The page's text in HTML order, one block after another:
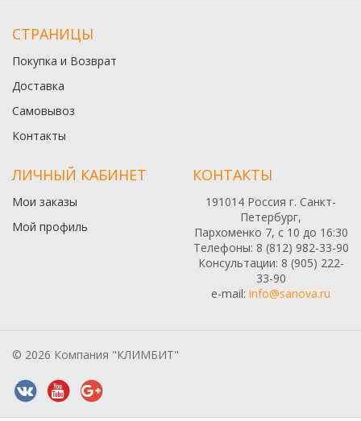
СТРАНИЦЫ
Покупка и Возврат
Доставка
Самовывоз
Контакты
ЛИЧНЫЙ КАБИНЕТ
Мои заказы
Мой профиль
КОНТАКТЫ
191014 Россия г. Санкт-
Петербург,
Пархоменко 7, с 10 до 16:30
Телефоны: 8 (812) 982-33-90
Консультации: 8 (905) 222-
33-90
e-mail: info@sanova.ru
© 2026 Компания "КЛИМБИТ"